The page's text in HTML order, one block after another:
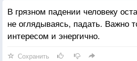
В грязном падении человеку
не оглядываясь, падать. Важно
интересом и энергично.
Сохранить